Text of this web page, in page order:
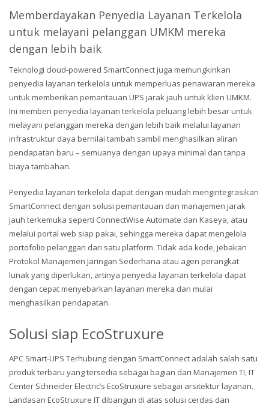
Memberdayakan Penyedia Layanan Terkelola
untuk melayani pelanggan UMKM mereka
dengan lebih baik
Teknologi cloud-powered SmartConnect juga memungkinkan
penyedia layanan terkelola untuk memperluas penawaran mereka
untuk memberikan pemantauan UPS jarak jauh untuk klien UMKM.
Ini memberi penyedia layanan terkelola peluang lebih besar untuk
melayani pelanggan mereka dengan lebih baik melalui layanan
infrastruktur daya bernilai tambah sambil menghasilkan aliran
pendapatan baru – semuanya dengan upaya minimal dan tanpa
biaya tambahan.
Penyedia layanan terkelola dapat dengan mudah mengintegrasikan
SmartConnect dengan solusi pemantauan dan manajemen jarak
jauh terkemuka seperti ConnectWise Automate dan Kaseya, atau
melalui portal web siap pakai, sehingga mereka dapat mengelola
portofolio pelanggan dari satu platform. Tidak ada kode, jebakan
Protokol Manajemen Jaringan Sederhana atau agen perangkat
lunak yang diperlukan, artinya penyedia layanan terkelola dapat
dengan cepat menyebarkan layanan mereka dan mulai
menghasilkan pendapatan.
Solusi siap EcoStruxure
APC Smart-UPS Terhubung dengan SmartConnect adalah salah satu
produk terbaru yang tersedia sebagai bagian dari Manajemen TI, IT
Center Schneider Electric’s EcoStruxure sebagai arsitektur layanan.
Landasan EcoStruxure IT dibangun di atas solusi cerdas dan